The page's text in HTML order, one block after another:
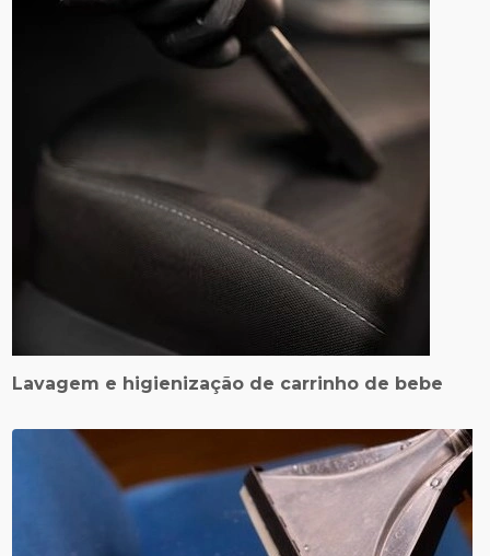
Lavagem e higienização de carrinho de bebe